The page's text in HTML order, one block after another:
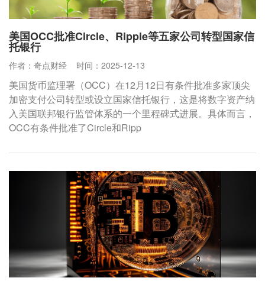
美国OCC批准Circle、Ripple等五家公司转型国家信
托银行
作者：奇点财经 时间：2025-12-13
美国货币监理署（OCC）在12月12日有条件批准多家顶尖
加密支付公司转型或设立国家信托银行，这是将数字资产纳
入美国联邦银行监管体系的一个里程碑式进展。具体而言，
OCC有条件批准了Circle和Ripp